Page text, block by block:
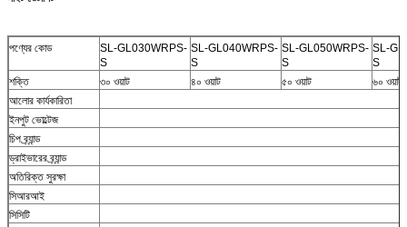
পণ্যের কোড
SL-GL030WRPS-
S
SL-GL040WRPS-
S
SL-GL050WRPS-
S
SL-
S
শক্তি
৩০ ওয়াট ৪০ ওয়াট ৫০ ওয়াট
৬০ ওয়াট
আলোর কার্যকারিতা
ইনপুট ভোল্টেজ
চিপ ব্র্যান্ড
ড্রাইভারের ব্র্যান্ড
অতিরিক্ত সুরক্ষা
সিআরআই
সিসিটি